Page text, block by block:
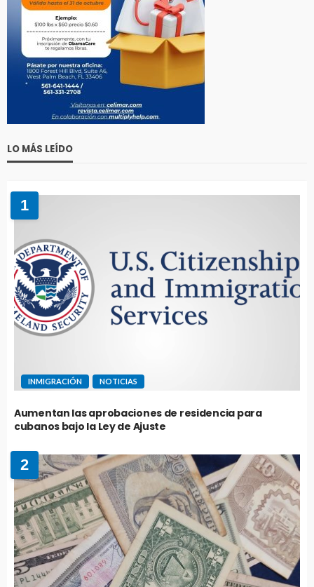
LO MÁS LEÍDO
1
INMIGRACIÓN NOTICIAS
Aumentan las aprobaciones de residencia para
cubanos bajo la Ley de Ajuste
2